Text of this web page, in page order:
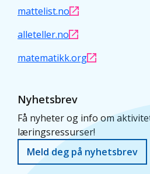
Kvikkbilde Prikker
mattelist.no
alleteller.no
matematikk.org
Nyhetsbrev
Få nyheter og info om
læringsressurser!
Meld deg på nyhetsbrev